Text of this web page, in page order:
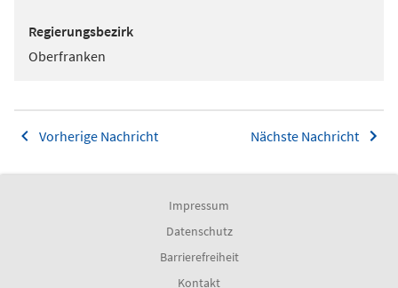
Regierungsbezirk
Oberfranken
Vorherige Nachricht Nächste Nachricht
Impressum
Datenschutz
Barrierefreiheit
Kontakt